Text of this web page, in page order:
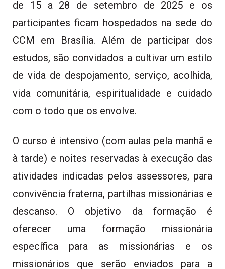
de 15 a 28 de setembro de 2025 e os
participantes ficam hospedados na sede do
CCM em Brasília. Além de participar dos
estudos, são convidados a cultivar um estilo
de vida de despojamento, serviço, acolhida,
vida comunitária, espiritualidade e cuidado
com o todo que os envolve.
O curso é intensivo (com aulas pela manhã e
à tarde) e noites reservadas à execução das
atividades indicadas pelos assessores, para
convivência fraterna, partilhas missionárias e
descanso. O objetivo da formação é
oferecer uma formação missionária
específica para as missionárias e os
missionários que serão enviados para a